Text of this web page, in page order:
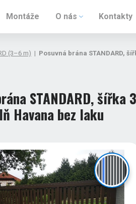
Montáže O nás Kontakty
(3–6 m) | Posuvná brána STANDARD,
STANDARD,
Havana bez laku